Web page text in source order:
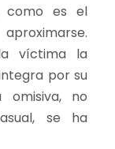
como es el
víctima la
por su
omisiva, no
se ha